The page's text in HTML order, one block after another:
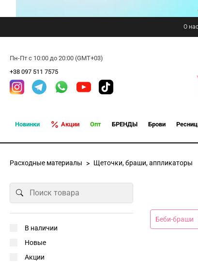
О нас
Пн-Пт с 10:00 до 20:00 (GMT+03)
+38 097 511 7575
Новинки Акции Опт БРЕНДЫ Брови
Расходные материалы Щеточки, браши, аппликаторы
Беби-браши
В наличии
Новые
Акции